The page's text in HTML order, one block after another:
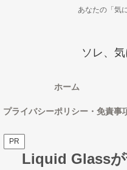
あなたの「気
ソレ、気
ホーム
プライバシーポリシー・免責事
PR
Liquid Glass